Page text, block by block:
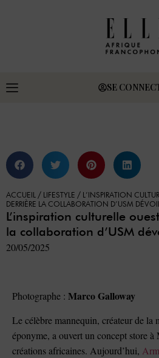
SE
ACCUEIL / LIFESTYLE / L’INSPIRATION
DERRIÈRE LA COLLABORATION D’USM
L’inspiration culturelle
la collaboration d’USM
20/05/2025
Photographe : Marco Galloway
Le célèbre mannequin, créateur de la
éponyme, a ouvert un concept store à
créations africaines. Aujourd’hui,